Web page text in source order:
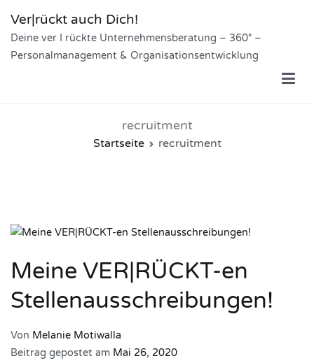
Inhalt
springen
Ver|rückt auch Dich!
Deine ver I rückte Unternehmensberatung – 360° –
Personalmanagement & Organisationsentwicklung
recruitment
Startseite recruitment
Meine VER|RÜCKT-en
Stellenausschreibungen!
Von Melanie Motiwalla
Beitrag gepostet am Mai 26, 2020